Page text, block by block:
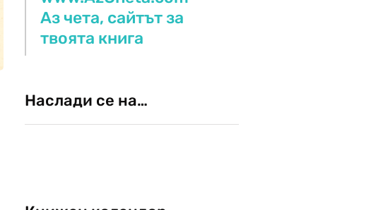
Аз чета, сайтът за
твоята книга
Наслади се на…